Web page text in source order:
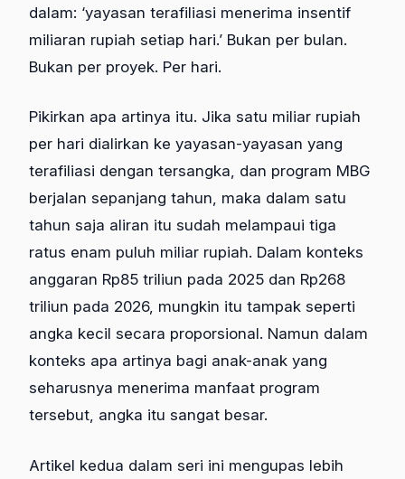
dalam: ‘yayasan terafiliasi menerima insentif
miliaran rupiah setiap hari.’ Bukan per bulan.
Bukan per proyek. Per hari.
Pikirkan apa artinya itu. Jika satu miliar rupiah
per hari dialirkan ke yayasan-yayasan yang
terafiliasi dengan tersangka, dan program MBG
berjalan sepanjang tahun, maka dalam satu
tahun saja aliran itu sudah melampaui tiga
ratus enam puluh miliar rupiah. Dalam konteks
anggaran Rp85 triliun pada 2025 dan Rp268
triliun pada 2026, mungkin itu tampak seperti
angka kecil secara proporsional. Namun dalam
konteks apa artinya bagi anak-anak yang
seharusnya menerima manfaat program
tersebut, angka itu sangat besar.
Artikel kedua dalam seri ini mengupas lebih